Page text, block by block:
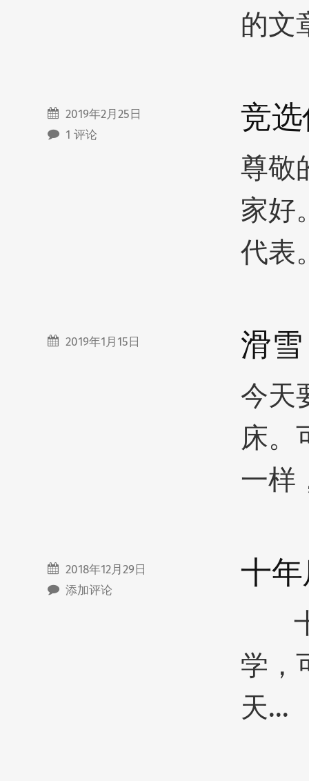
的文
竞
2019年2月25日
1 评论
尊敬
家好
代表
滑雪
2019年1月15日
今天
床。
一样
十
2018年12月29日
添加评论
十
学，
天…